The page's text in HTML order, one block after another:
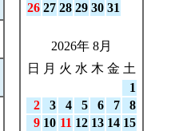
26 27 28 29 30 31
2026年 8月
日
月 火 水 木 金 土
1
2
3 4 5 6 7
8
9 10 11 12 13 14 15